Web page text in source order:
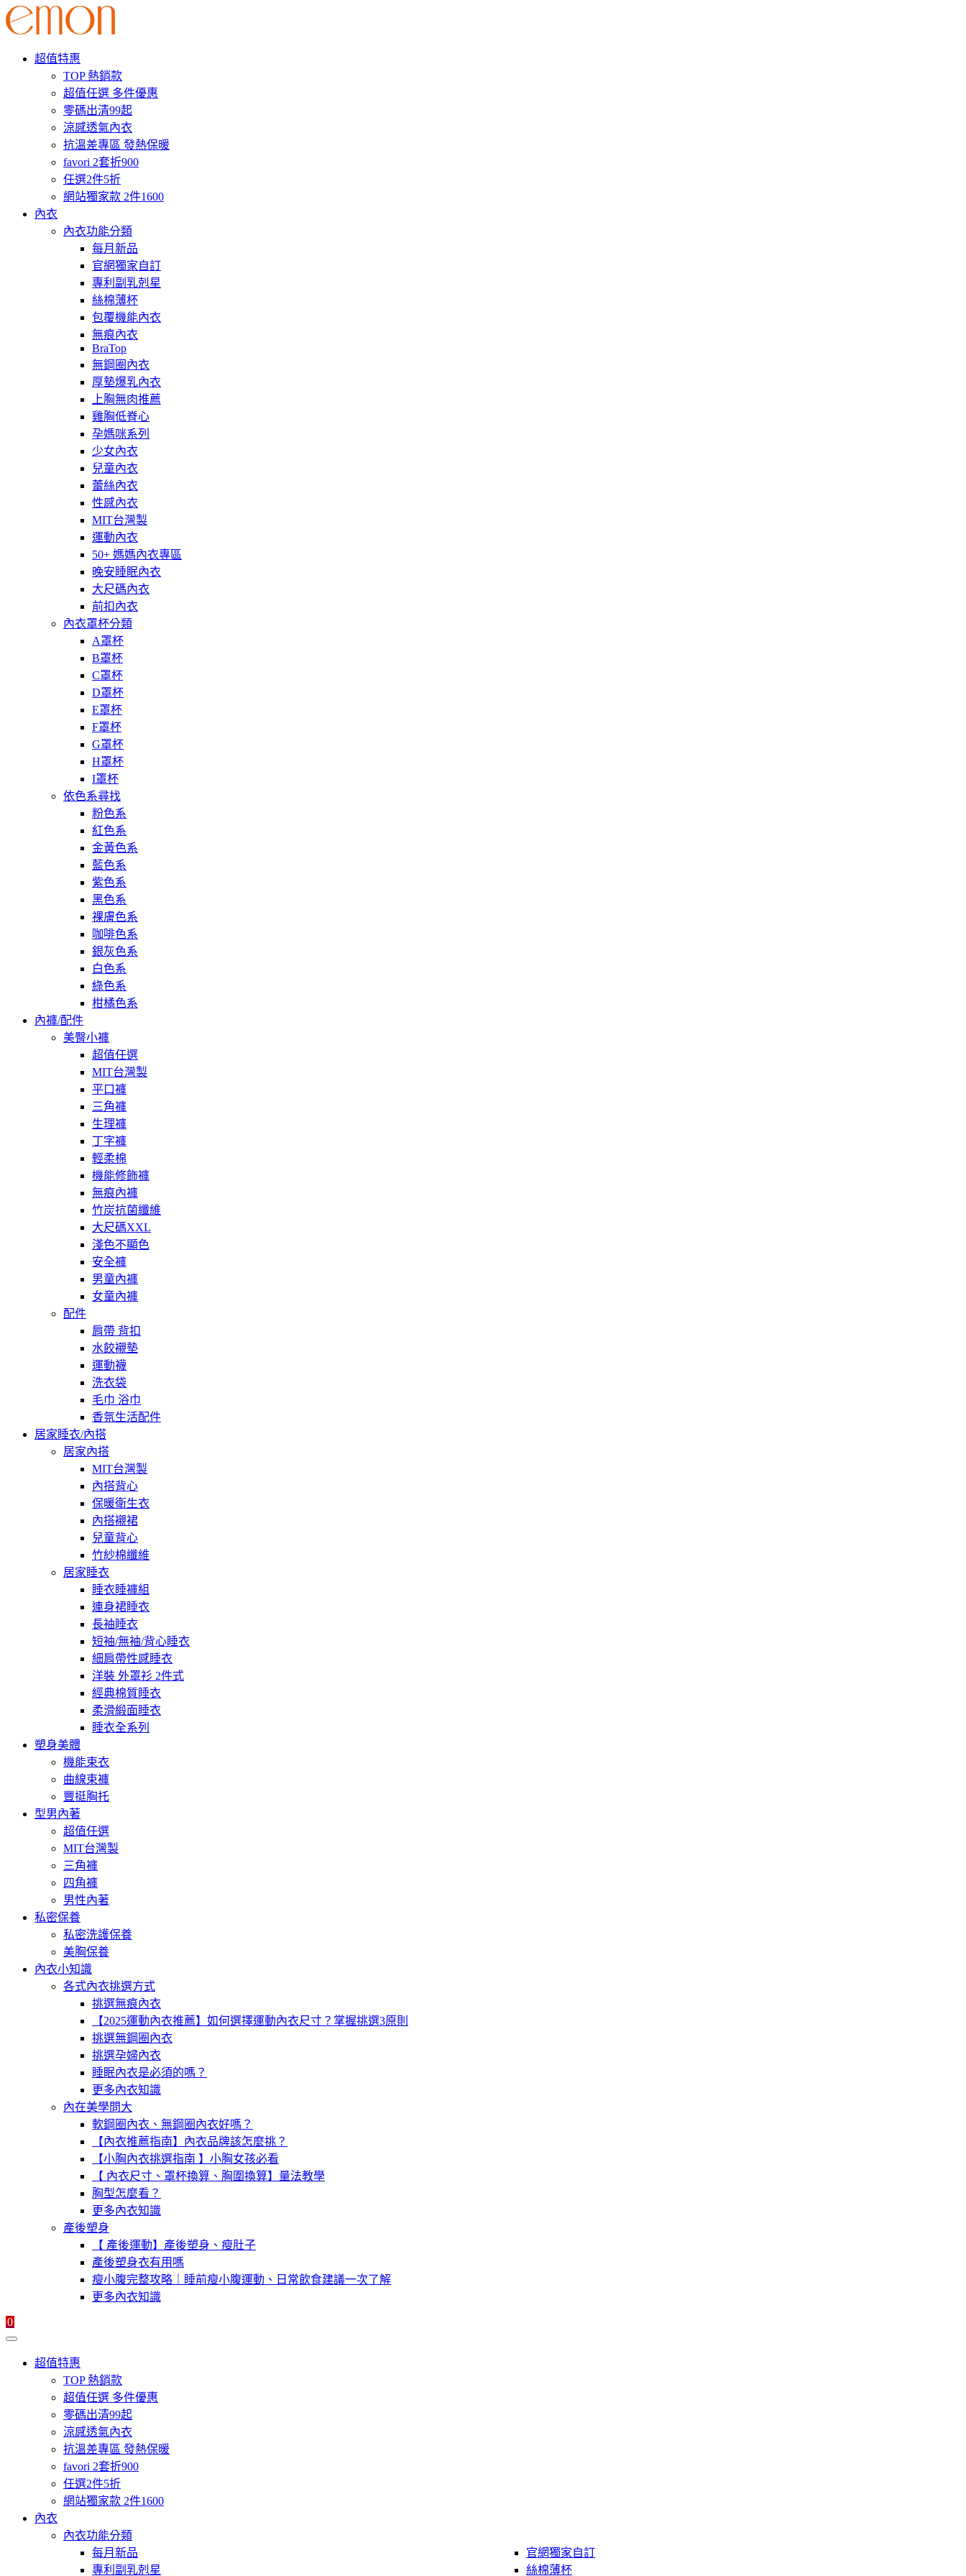
超值特惠
TOP 熱銷款
超值任選 多件優惠
零碼出清99起
涼感透氣內衣
抗溫差專區 發熱保暖
favori 2套折900
任選2件5折
網站獨家款 2件1600
內衣
內衣功能分類
每月新品
官網獨家自訂
專利副乳剋星
絲棉薄杯
包覆機能內衣
無痕內衣
BraTop
無鋼圈內衣
厚墊爆乳內衣
上胸無肉推薦
雞胸低脊心
孕媽咪系列
少女內衣
兒童內衣
蕾絲內衣
性感內衣
MIT台灣製
運動內衣
50+ 媽媽內衣專區
晚安睡眠內衣
大尺碼內衣
前扣內衣
內衣罩杯分類
A罩杯
B罩杯
C罩杯
D罩杯
E罩杯
F罩杯
G罩杯
H罩杯
I罩杯
依色系尋找
粉色系
紅色系
金黃色系
藍色系
紫色系
黑色系
裸膚色系
咖啡色系
銀灰色系
白色系
綠色系
柑橘色系
內褲/配件
美臀小褲
超值任選
MIT台灣製
平口褲
三角褲
生理褲
丁字褲
輕柔棉
機能修飾褲
無痕內褲
竹炭抗菌纖維
大尺碼XXL
淺色不顯色
安全褲
男童內褲
女童內褲
配件
肩帶 背扣
水餃襯墊
運動襪
洗衣袋
毛巾 浴巾
香氛生活配件
居家睡衣/內搭
居家內搭
MIT台灣製
內搭背心
保暖衛生衣
內搭襯裙
兒童背心
竹紗棉纖維
居家睡衣
睡衣睡褲組
連身裙睡衣
長袖睡衣
短袖/無袖/背心睡衣
細肩帶性感睡衣
洋裝 外罩衫 2件式
經典棉質睡衣
柔滑緞面睡衣
睡衣全系列
塑身美體
機能束衣
曲線束褲
豐挺胸托
型男內著
超值任選
MIT台灣製
三角褲
四角褲
男性內著
私密保養
私密洗護保養
美胸保養
內衣小知識
各式內衣挑選方式
挑選無痕內衣
【2025運動內衣推薦】如何選擇運動內衣尺寸？掌握挑選3原則
挑選無鋼圈內衣
挑選孕婦內衣
睡眠內衣是必須的嗎？
更多內衣知識
內在美學問大
軟鋼圈內衣、無鋼圈內衣好嗎？
【內衣推薦指南】內衣品牌該怎麼挑？
【小胸內衣挑選指南 】小胸女孩必看
【 內衣尺寸、罩杯換算、胸圍換算】量法教學
胸型怎麼看？
更多內衣知識
產後塑身
【 產後運動】產後塑身、瘦肚子
產後塑身衣有用嗎
瘦小腹完整攻略｜睡前瘦小腹運動、日常飲食建議一次了解
更多內衣知識
0
超值特惠
TOP 熱銷款
超值任選 多件優惠
零碼出清99起
涼感透氣內衣
抗溫差專區 發熱保暖
favori 2套折900
任選2件5折
網站獨家款 2件1600
內衣
內衣功能分類
每月新品
官網獨家自訂
專利副乳剋星
絲棉薄杯